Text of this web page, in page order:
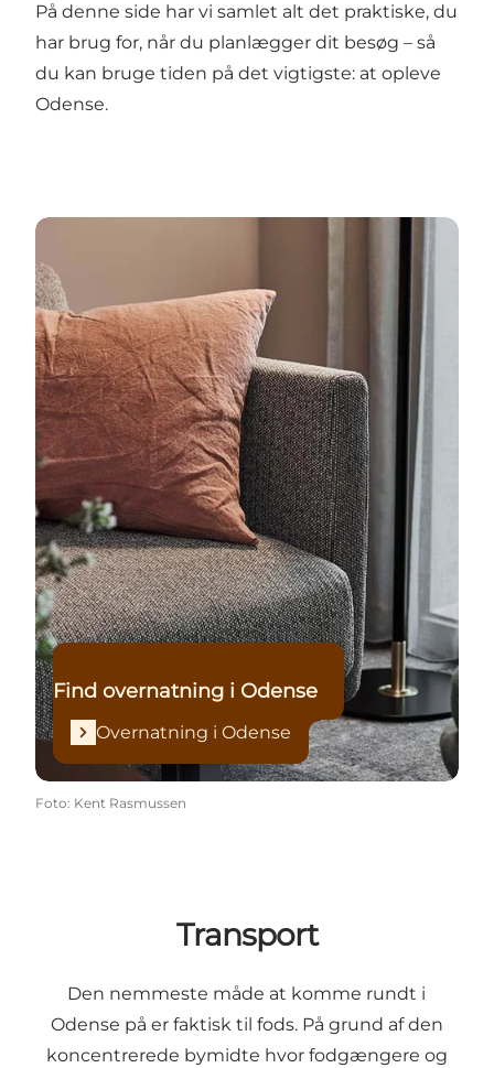
På denne side har vi samlet alt det praktiske, du
har brug for, når du planlægger dit besøg – så
du kan bruge tiden på det vigtigste: at opleve
Odense.
Overnatning i Odense
Find overnatning i Odense
Overnatning i Odense
Foto: Kent Rasmussen
Transport
Den nemmeste måde at komme rundt i
Odense på er faktisk til fods. På grund af den
koncentrerede bymidte hvor fodgængere og